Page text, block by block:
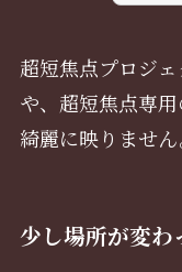
超短焦点プロジ
や、超短焦点専用
綺麗に映りません
少し場所が変わ